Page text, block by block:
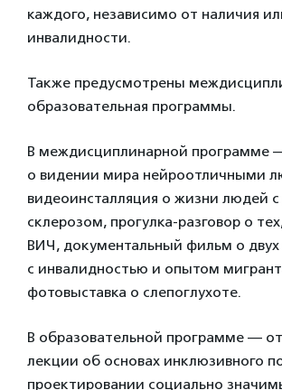
каждого, независимо от наличия
инвалидности.
Также предусмотрены
образовательная программы.
В междисциплинарной программе
о видении мира нейроотличными
видеоинсталляция о жизни людей
склерозом, прогулка-разговор о
ВИЧ, документальный фильм о двух
с инвалидностью и опытом
фотовыставка о слепоглухоте.
В образовательной программе —
лекции об основах инклюзивного
проектировании социально